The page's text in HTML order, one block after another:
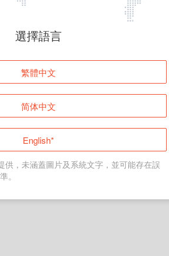
頁面無法顯示
登入
返回首頁
選擇語言
繁體中文
简体中文
English*
供，未涵蓋圖片及系統文字，並可能存在誤
。